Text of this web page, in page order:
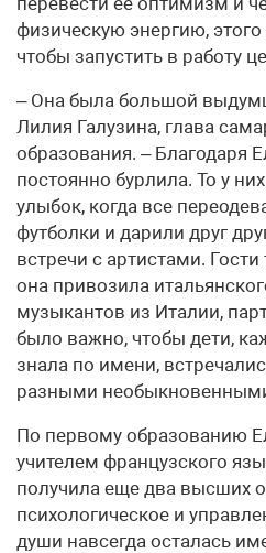
физическую энергию,
чтобы запустить в работу
– Она была большой
Лилия Галузина, глава
образования. – Благодаря
постоянно бурлила. То у
улыбок, когда все
футболки и дарили друг
встречи с артистами.
она привозила
музыкантов из Италии,
было важно, чтобы дети,
знала по имени,
разными
По первому образованию
учителем французского
получила еще два высших
психологическое и
души навсегда осталась